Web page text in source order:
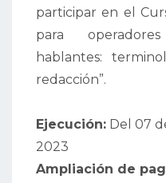
participar en el
para
hablantes:
redacción”.
Ejecución: Del 07
2023
Ampliación de